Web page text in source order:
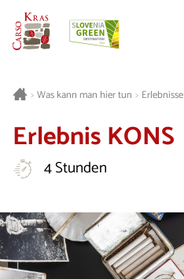
>Was kann man hier tun > Erlebnisse
Erlebnis KONS
4 Stunden